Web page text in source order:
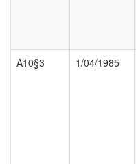
A10§3
1/04/1985